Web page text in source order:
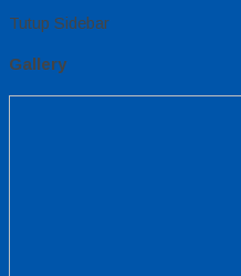
Tutup Sidebar
Gallery